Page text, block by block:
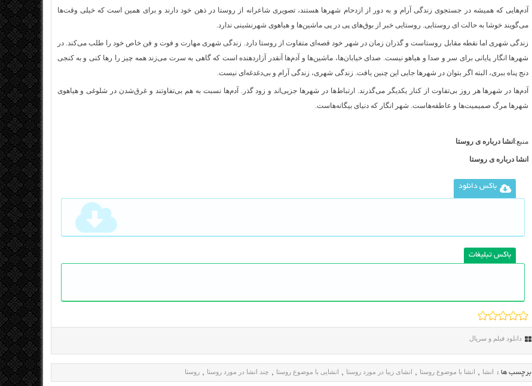
آدم‌هایی که همیشه در جستجوی زندگی آرام و به دور از ازدحام شهرها هستند، تصویری شاعرانه از روستا در ذهن خود دارند و برای همین است که خیلی وقت‌ها
می‌گویند خوشا به حالت ای روستایی. روستایی خبر از بوق‌های پی در پی ماشین‌ها و هیاهوی شهرنشینی ندارد.
زندگی شهری اما نقطه مقابل روستاست و گذران زمان در شهر خود قصه‌ای متفاوت از روستا دارد. زندگی شهری مهارت و فوت و فن خاص خود را طلب می‌کند. در
شهرها انگار پایانی برای سر و صدا و هیاهو نیست. صدای خیابان‌ها، ماشین‌ها و آدم‌ها آنقدر آزاردهنده است که گاهی به سرت می‌زند همه چیز را رها کنی و به کنجی
دنج پناه ببری، البته اگر بتوان در شهرها جایی این چنین یافت. زندگی شهری، زندگی آرام و بی‌دغدغه‌ای نیست.
آدم‌ها در شهرها هر روز بی‌تفاوت از کنار یکدیگر می‌گذرند. ارتباط‌ها در شهرها جزیی‌اند و زود گذر. آدم‌ها نسبت به هم بی‌تفاوتند و غرق‌شدن در شلوغی و هیاهوی
شهرها مرگ صمیمیت‌ها و عاطفه‌هاست. شهر انگار که دنیای بیگانه‌هاست.
منبع: انشا درباره ی روستا
انشا درباره ی روستا
باکس دانلود
باکس تبلیغات
دانلود فیلم و سریال
برچسب ها : انشا , انشا با موضوع روستا , انشای زیبا در مورد روستا , انشایی با موضوع روستا , چند انشا در مورد روستا , روستا